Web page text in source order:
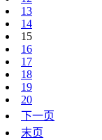
13
14
15
16
17
18
19
20
下一页
末页